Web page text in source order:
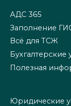
АДС 365
Заполнение
Всё для ТСЖ
Бухгалтерские
Полезная
Юридические